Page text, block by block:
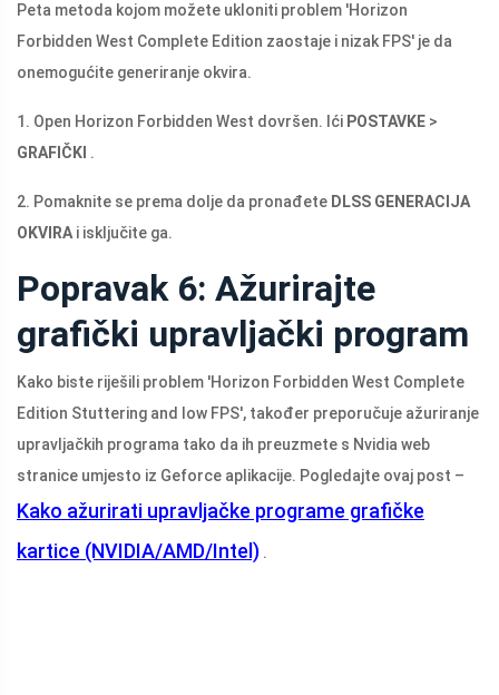
Peta metoda kojom možete ukloniti problem 'Horizon
Forbidden West Complete Edition zaostaje i nizak FPS' je da
onemogućite generiranje okvira.
1. Open Horizon Forbidden West dovršen. Ići POSTAVKE >
GRAFIČKI .
2. Pomaknite se prema dolje da pronađete DLSS GENERACIJA
OKVIRAi isključite ga.
Popravak 6: Ažurirajte
grafički upravljački program
Kako biste riješili problem 'Horizon Forbidden West Complete
Edition Stuttering and low FPS', također preporučuje ažuriranje
upravljačkih programa tako da ih preuzmete s Nvidia web
stranice umjesto iz Geforce aplikacije. Pogledajte ovaj post –
Kako ažurirati upravljačke programe grafičke
kartice (NVIDIA/AMD/Intel) .